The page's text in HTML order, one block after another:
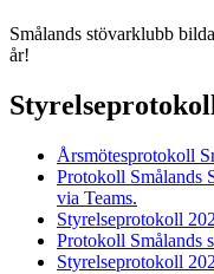
Smålands stövarklubb
år!
Styrelseprotokoll
Årsmötesprotokoll
Protokoll Smålands
via Teams.
Styrelseprotokoll
Protokoll Smålands
Styrelseprotokoll